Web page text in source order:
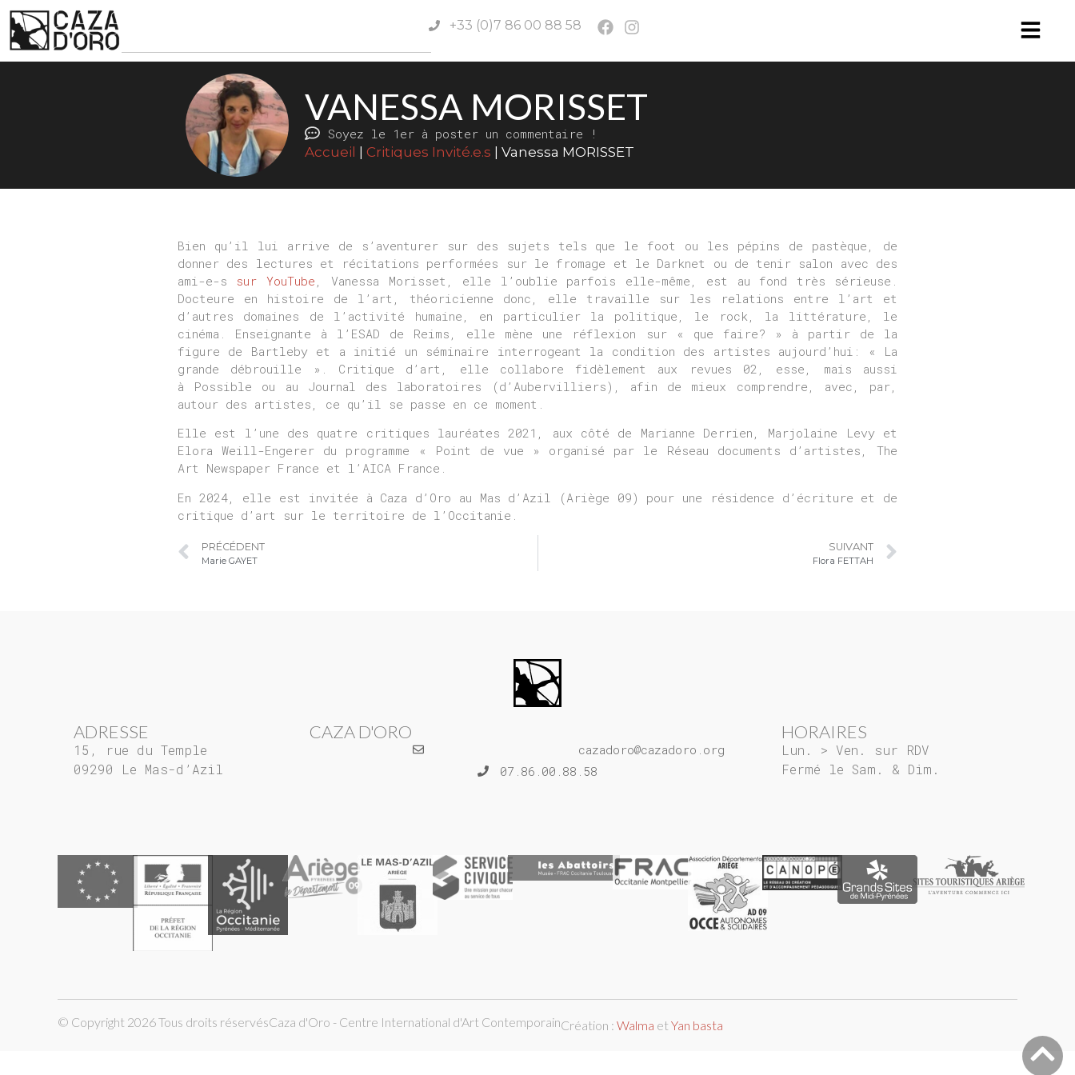
+33 (0)7 86 00 88 58
VANESSA MORISSET
Soyez le 1er à poster un commentaire !
Accueil |Critiques Invité.e.s |Vanessa MORISSET
Bien qu’il lui arrive de s’aventurer sur des sujets tels que le foot ou les pépins de pastèque, de
donner des lectures et récitations performées sur le fromage et le Darknet ou de tenir salon avec des
ami-e-s sur YouTube , Vanessa Morisset, elle l’oublie parfois elle-même, est au fond très sérieuse.
Docteure en histoire de l’art, théoricienne donc, elle travaille sur les relations entre l’art et
d’autres domaines de l’activité humaine, en particulier la politique, le rock, la littérature, le
cinéma. Enseignante à l’ESAD de Reims, elle mène une réflexion sur « que faire? » à partir de la
figure de Bartleby et a initié un séminaire interrogeant la condition des artistes aujourd’hui: « La
grande débrouille ». Critique d’art, elle collabore fidèlement aux revues 02, esse, mais aussi
à Possible ou au Journal des laboratoires (d’Aubervilliers), afin de mieux comprendre, avec, par,
autour des artistes, ce qu’il se passe en ce moment.
Elle est l’une des quatre critiques lauréates 2021, aux côté de Marianne Derrien, Marjolaine Levy et
Elora Weill-Engerer du programme « Point de vue » organisé par le Réseau documents d’artistes, The
Art Newspaper France et l’AICA France.
En 2024, elle est invitée à Caza d’Oro au Mas d’Azil (Ariège 09) pour une résidence d’écriture et de
critique d’art sur le territoire de l’Occitanie.
PRÉCÉDENT
Marie GAYET
SUIVANT
Flora FETTAH
ADRESSE
15, rue du Temple
09290 Le Mas-d’Azil
CAZA D'ORO
cazadoro@cazadoro.org
07.86.00.88.58
HORAIRES
Lun. > Ven. sur RDV
Fermé le Sam. & Dim.
© Copyright 2026 Tous droits réservésCaza d'Oro - Centre International d'Art ContemporainCréation : Walma et Yan basta